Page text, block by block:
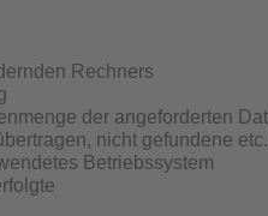
Rechners
der angeforderten
nicht gefundene
Betriebssystem